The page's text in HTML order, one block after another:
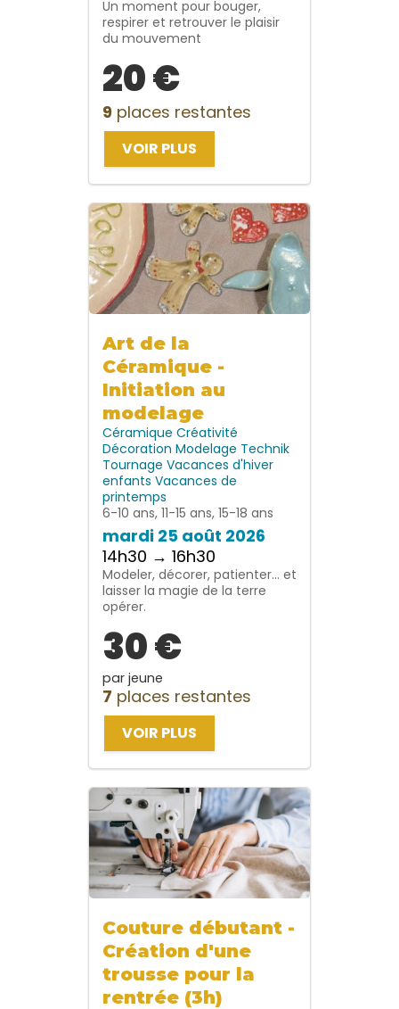
Un moment pour bouger,
respirer et retrouver le plaisir
du mouvement
20 €
9 places restantes
VOIR PLUS
Art de la
Céramique -
Initiation au
modelage
Céramique Créativité
Décoration Modelage Technik
Tournage Vacances d'hiver
enfants Vacances de
printemps
6-10 ans, 11-15 ans, 15-18 ans
mardi 25 août 2026
14h30 → 16h30
Modeler, décorer, patienter… et
laisser la magie de la terre
opérer.
30 €
par jeune
7 places restantes
VOIR PLUS
Couture débutant -
Création d'une
trousse pour la
rentrée (3h)